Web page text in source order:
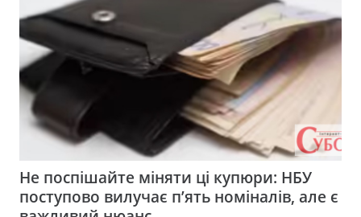
Не поспішайте міняти ці купюри: НБУ
поступово вилучає п’ять номіналів, але є